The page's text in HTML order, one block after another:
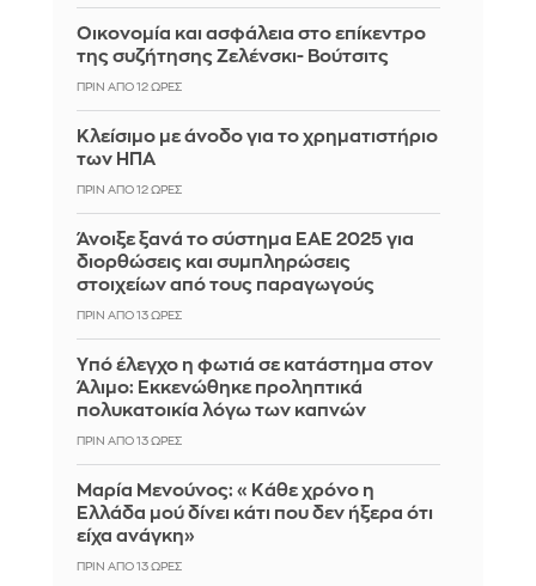
Οικονομία και ασφάλεια στο επίκεντρο
της συζήτησης Ζελένσκι- Βούτσιτς
ΠΡΙΝ ΑΠΌ 12 ΏΡΕΣ
Κλείσιμο με άνοδο για το χρηματιστήριο
των ΗΠΑ
ΠΡΙΝ ΑΠΌ 12 ΏΡΕΣ
Άνοιξε ξανά το σύστημα ΕΑΕ 2025 για
διορθώσεις και συμπληρώσεις
στοιχείων από τους παραγωγούς
ΠΡΙΝ ΑΠΌ 13 ΏΡΕΣ
Yπό έλεγχο η φωτιά σε κατάστημα στον
Άλιμο: Εκκενώθηκε προληπτικά
πολυκατοικία λόγω των καπνών
ΠΡΙΝ ΑΠΌ 13 ΏΡΕΣ
Μαρία Μενούνος: «Κάθε χρόνο η
Ελλάδα μού δίνει κάτι που δεν ήξερα ότι
είχα ανάγκη»
ΠΡΙΝ ΑΠΌ 13 ΏΡΕΣ